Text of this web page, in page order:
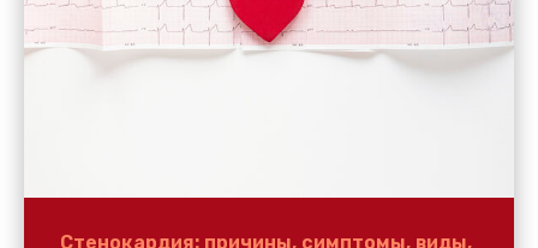
Стенокардия: причины, симптомы, виды,